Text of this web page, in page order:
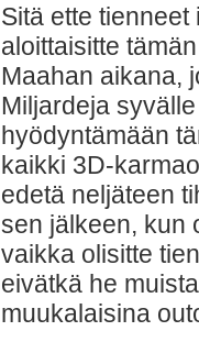
Sitä ette
aloittaisitte
Maahan aikana,
Miljardeja
hyödyntämään
kaikki 3D-
edetä neljäteen
sen jälkeen, kun
vaikka olisitte
eivätkä he
muukalaisina